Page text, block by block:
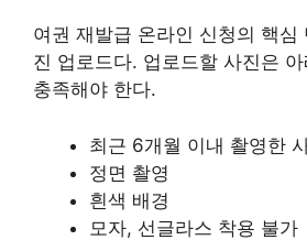
여권 재발급 온라인 신청의 핵심
진 업로드다. 업로드할 사진은
충족해야 한다.
최근 6개월 이내 촬영한
정면 촬영
흰색 배경
모자, 선글라스 착용 불가